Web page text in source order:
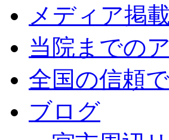
メディア掲
当院までの
全国の信頼
ブログ